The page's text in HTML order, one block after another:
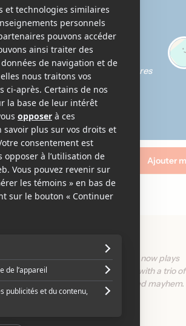
1.5
3 critiques des membres
Ajouter
« A sequel to the 2008 horror thriller now plays
like an unspooky "Purge" knockoff, with a trio of
psychos making predictable masked mayhem.
»